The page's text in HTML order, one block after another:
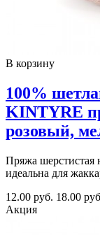
В корзину
100%
KINTYRE
розовый,
Пряжа шерстистая
идеальна для
12.00 руб. 18.00
Акция